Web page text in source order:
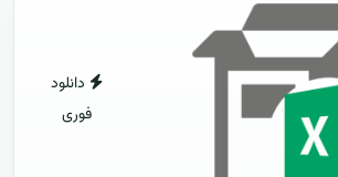
دانلود
فوری